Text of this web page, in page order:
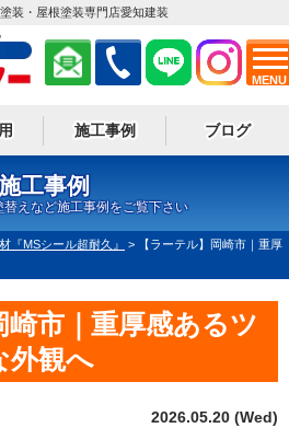
MENU
装・屋根塗装専門店愛知建装
施工事例 ブログ
工事例
えなど施工事例をご覧下さい
『MSシール超耐久』 >
【ラーテル】岡崎市｜重厚
崎市｜重厚感あるツ
外観へ
2026.05.20 (Wed)